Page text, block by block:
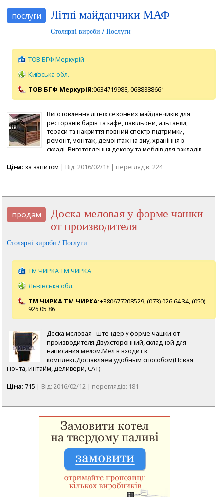
послуги Літні майданчики МАФ
Столярні вироби / Послуги
ТОВ БГФ Меркурій
Київська обл.
ТОВ БГФ Меркурій:0634719988, 0688888661
Виготовлення літніх сезонних майданчиків для
ресторанів барів та кафе, павільони, альтанки,
тераси та накриття повний спектр підтримки,
ремонт, монтаж, демонтаж на зиу, храніння в
складі. Виготовлення декору та меблів для закладів.
Ціна: за запитом | Від: 2016/02/18 | переглядів: 224
продам
Доска меловая у форме чашки
от производителя
Столярні вироби / Послуги
ТМ ЧИРКА ТМ ЧИРКА
Львівська обл.
ТМ ЧИРКА ТМ ЧИРКА:+380677208529, (073) 026 64 34, (050)
926 05 86
Доска меловая - штендер у форме чашки от
производителя.Двухсторонний, складной для
написания мелом.Мел в входит в
комплект.Доставляем удобным способом(Новая
Почта, Интайм, Деливери, САТ)
Ціна: 715 | Від: 2016/02/12 | переглядів: 181